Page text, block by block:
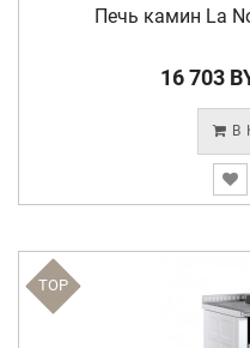
Печь камин La
16 703
В
TOP